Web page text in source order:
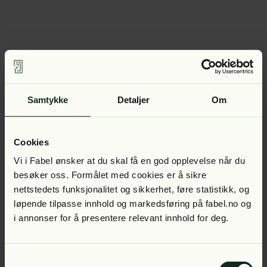
Samtykke Detaljer Om
Cookies
Vi i Fabel ønsker at du skal få en god opplevelse når du
besøker oss. Formålet med cookies er å sikre
nettstedets funksjonalitet og sikkerhet, føre statistikk, og
løpende tilpasse innhold og markedsføring på fabel.no og
i annonser for å presentere relevant innhold for deg.